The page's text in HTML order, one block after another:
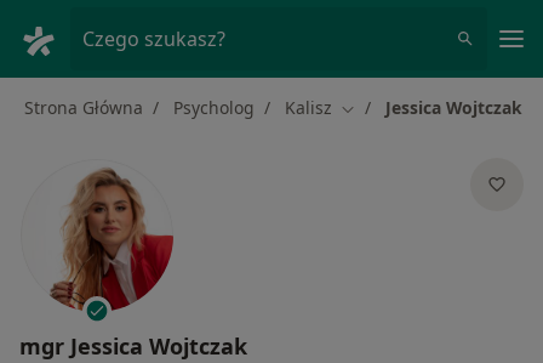
Czego szukasz?
Strona Główna Psycholog Kalisz Zmień miasto
Jessica Wojtczak
mgr Jessica Wojtczak